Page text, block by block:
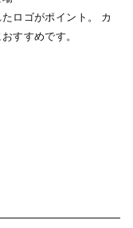
ロゴがポイント。 カ
すすめです。